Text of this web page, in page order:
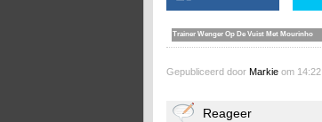
Trainer Wenger Op De Vuist Met Mourinho
Gepubliceerd door Markie om 14:22
Reageer